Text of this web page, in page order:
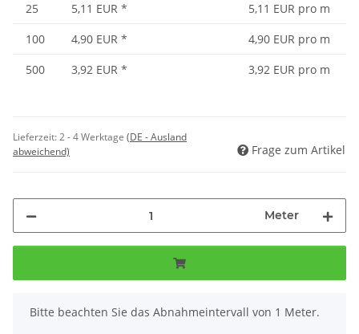
25
5,11 EUR *
5,11 EUR pro m
100
4,90 EUR *
4,90 EUR pro m
500
3,92 EUR * 3,92 EUR pro m
Lieferzeit:2 - 4 Werktage (DE - Ausland
abweichend)
Frage zum Artikel
Meter
x
Bitte beachten Sie das Abnahmeintervall von 1 Meter.